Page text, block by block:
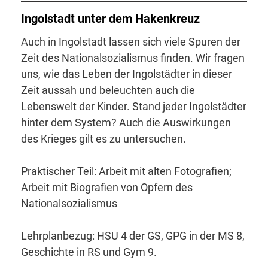
Ingolstadt unter dem Hakenkreuz
Auch in Ingolstadt lassen sich viele Spuren der
Zeit des Nationalsozialismus finden. Wir fragen
uns, wie das Leben der Ingolstädter in dieser
Zeit aussah und beleuchten auch die
Lebenswelt der Kinder. Stand jeder Ingolstädter
hinter dem System? Auch die Auswirkungen
des Krieges gilt es zu untersuchen.
Praktischer Teil: Arbeit mit alten Fotografien;
Arbeit mit Biografien von Opfern des
Nationalsozialismus
Lehrplanbezug: HSU 4 der GS, GPG in der MS 8,
Geschichte in RS und Gym 9.